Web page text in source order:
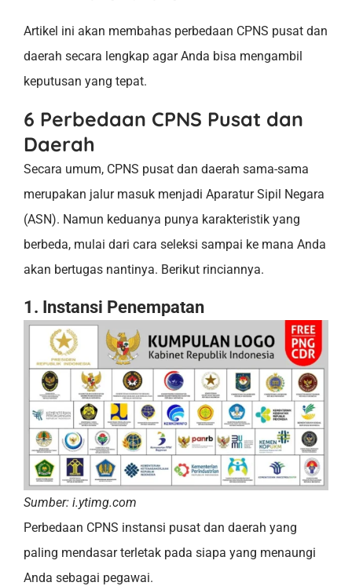
Artikel ini akan membahas perbedaan CPNS pusat dan
daerah secara lengkap agar Anda bisa mengambil
keputusan yang tepat.
6 Perbedaan CPNS Pusat dan
Daerah
Secara umum, CPNS pusat dan daerah sama-sama
merupakan jalur masuk menjadi Aparatur Sipil Negara
(ASN). Namun keduanya punya karakteristik yang
berbeda, mulai dari cara seleksi sampai ke mana Anda
akan bertugas nantinya. Berikut rinciannya.
1. Instansi Penempatan
Sumber: i.ytimg.com
Perbedaan CPNS instansi pusat dan daerah yang
paling mendasar terletak pada siapa yang menaungi
Anda sebagai pegawai.